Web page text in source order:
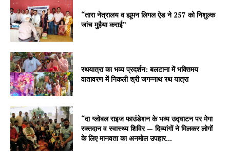
“तारा नेत्रालय व ह्यूमन लिगल ऐड ने 257 को निशुल्क
जांच मुहैया कराई”
रथयात्रा का भव्य प्रदर्शन: बलटाना में भक्तिमय
वातावरण में निकली श्री जगन्नाथ रथ यात्रा
“दा ग्लोबल राइज फाउंडेशन के भव्य उद्घाटन पर मेगा
रक्तदान व स्वास्थ्य शिविर — दिव्यांगों ने मिलकर लोगों
के लिए मानवता का अनमोल उपहार...